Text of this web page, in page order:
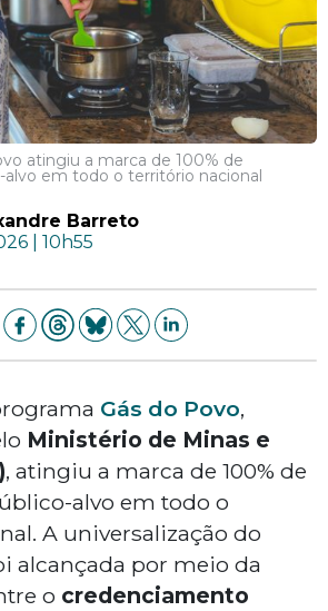
atingiu a marca de 100% de
em todo o território nacional
Barreto
| 10h55
Gás do Povo,
Ministério de Minas e
, atingiu a marca de 100% de
alvo em todo o
A universalização do
alcançada por meio da
o credenciamento